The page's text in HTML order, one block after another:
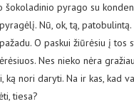
šokoladinio pyrago su
Nū, ok, tą,
O paskui žiūrėsiu į tos
Nes nieko nėra
ką nori daryti. Na ir kas, kad
tiesa?